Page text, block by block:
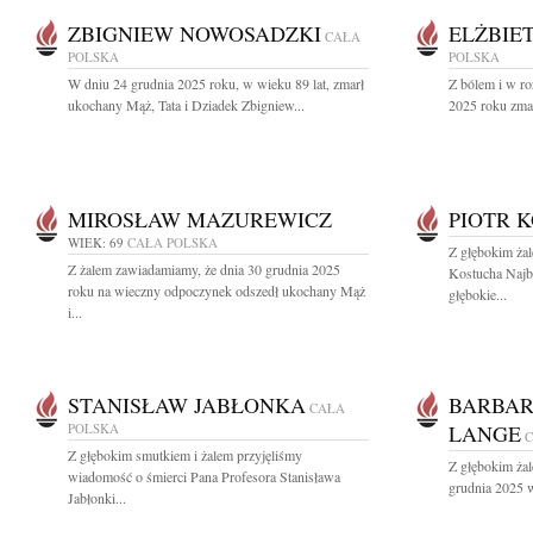
ZBIGNIEW NOWOSADZKI CAŁA
POLSKA
W dniu 24 grudnia 2025 roku, w wieku 89 lat, zmarł
ukochany Mąż, Tata i Dziadek Zbigniew...
POLSKA
Z bólem i w
2025 roku
MIROSŁAW MAZUREWICZ
WIEK: 69 CAŁA POLSKA
Z żalem zawiadamiamy, że dnia 30 grudnia 2025
roku na wieczny odpoczynek odszedł ukochany Mąż
i...
PIOTR
Z głębokim
Kostucha
głębokie...
STANISŁAW JABŁONKA CAŁA
POLSKA
Z głębokim smutkiem i żalem przyjęliśmy
wiadomość o śmierci Pana Profesora Stanisława
Jabłonki...
LANGE
Z głębokim
grudnia 2025